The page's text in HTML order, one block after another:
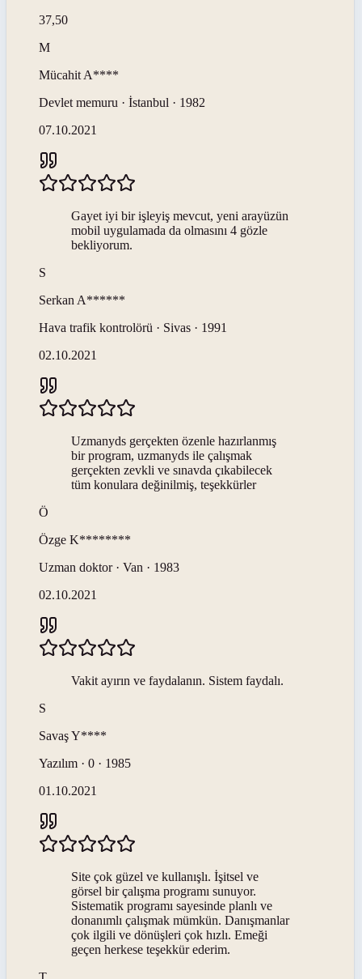
37,50
M
Mücahit A****
Devlet memuru · İstanbul · 1982
07.10.2021
Gayet iyi bir işleyiş mevcut, yeni arayüzün
mobil uygulamada da olmasını 4 gözle
bekliyorum.
S
Serkan A******
Hava trafik kontrolörü · Sivas · 1991
02.10.2021
Uzmanyds gerçekten özenle hazırlanmış
bir program, uzmanyds ile çalışmak
gerçekten zevkli ve sınavda çıkabilecek
tüm konulara değinilmiş, teşekkürler
Ö
Özge K********
Uzman doktor · Van · 1983
02.10.2021
Vakit ayırın ve faydalanın. Sistem faydalı.
S
SavaşY****
Yazılım · 0 · 1985
01.10.2021
Site çok güzel ve kullanışlı. İşitsel ve
görsel bir çalışma programı sunuyor.
Sistematik programı sayesinde planlı ve
donanımlı çalışmak mümkün. Danışmanlar
çok ilgili ve dönüşleri çok hızlı. Emeği
geçen herkese teşekkür ederim.